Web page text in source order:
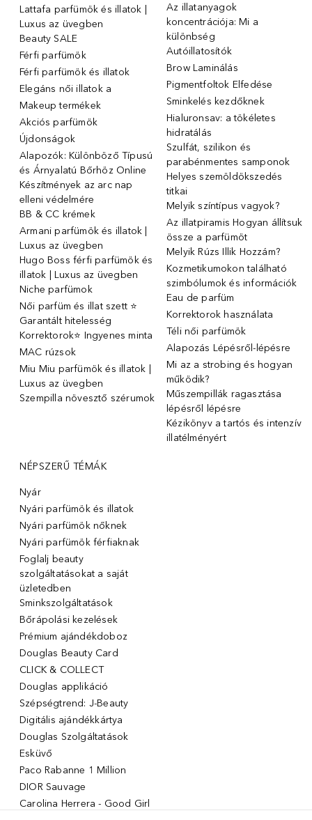
Lattafa parfümök és illatok |
Luxus az üvegben
Beauty SALE
Férfi parfümök
Férfi parfümök és illatok
Elegáns női illatok ️a
Makeup termékek
Akciós parfümök
Újdonságok
Alapozók: Különböző Típusú
és Árnyalatú Bőrhöz Online
Készítmények az arc nap
elleni védelmére
BB & CC krémek
Armani parfümök és illatok |
Luxus az üvegben
Hugo Boss férfi parfümök és
illatok | Luxus az üvegben
Niche parfümok
Női parfüm és illat szett ⭐
Garantált hitelesség
Korrektorok⭐ Ingyenes minta
MAC rúzsok
Miu Miu parfümök és illatok |
Luxus az üvegben
Szempilla növesztő szérumok
Az illatanyagok
koncentrációja: Mi a
különbség
Autóillatosítók
Brow Laminálás
Pigmentfoltok Elfedése
Sminkelés kezdőknek
Hialuronsav: a tökéletes
hidratálás
Szulfát, szilikon és
parabénmentes samponok
Helyes szemöldökszedés
titkai
Melyik színtípus vagyok?
Az illatpiramis Hogyan állítsuk
össze a parfümöt
Melyik Rúzs Illik Hozzám?
Kozmetikumokon található
szimbólumok és információk
Eau de parfüm
Korrektorok használata
Téli női parfümök
Alapozás Lépésről-lépésre
Mi az a strobing és hogyan
működik?
Műszempillák ragasztása
lépésről lépésre
Kézikönyv a tartós és intenzív
illatélményért
NÉPSZERŰ TÉMÁK
Nyár
Nyári parfümök és illatok
Nyári parfümök nőknek
Nyári parfümök férfiaknak
Foglalj beauty
szolgáltatásokat a saját
üzletedben
Sminkszolgáltatások
Bőrápolási kezelések
Prémium ajándékdoboz
Douglas Beauty Card
CLICK & COLLECT
Douglas applikáció
Szépségtrend: J-Beauty
Digitális ajándékkártya
Douglas Szolgáltatások
Esküvő
Paco Rabanne 1 Million
DIOR Sauvage
Carolina Herrera - Good Girl